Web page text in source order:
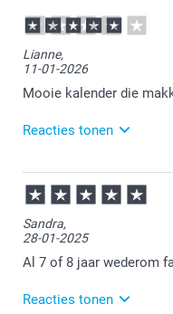
Lianne,
11-01-2026
Mooie kalender die
Reacties tonen
12-01-2026
11:21
Dat is goed om te
Veel plezier van
Sandra,
28-01-2025
Al 7 of 8 jaar wederom
Reacties tonen